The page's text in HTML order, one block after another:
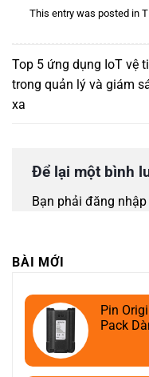
This entry was posted in
Top 5 ứng dụng IoT vệ
trong quản lý và giám
xa
Để lại một bình
Bạn phải đăng nhập
BÀI MỚI
Pin
Pack